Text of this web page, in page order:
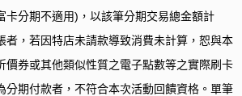
卡分期不適用) ，以該筆分期交易總金額計
，若因特店未請款導致消費未計算，恕與本
券或其他類似性質之電子點數等之實際刷卡
期付款者，不符合本次活動回饋資格。單筆